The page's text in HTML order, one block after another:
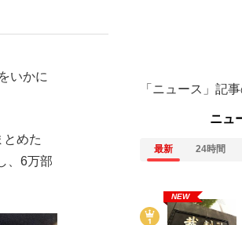
いかに
めた
、6万部
「ニュース」記
ニュ
最新 24時間
NEW